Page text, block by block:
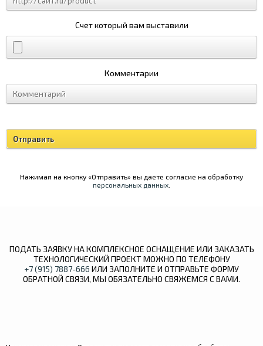
Счет который вам выставили
Комментарии
Нажимая на кнопку «Отправить» вы даете согласие на обработку
персональных данных
ПОДАТЬ ЗАЯВКУ НА КОМПЛЕКСНОЕ ОСНАЩЕНИЕ ИЛИ ЗАКАЗАТЬ
ТЕХНОЛОГИЧЕСКИЙ ПРОЕКТ МОЖНО ПО ТЕЛЕФОНУ
+7 (915) 7887-666 ИЛИ ЗАПОЛНИТЕ И ОТПРАВЬТЕ ФОРМУ
ОБРАТНОЙ СВЯЗИ, МЫ ОБЯЗАТЕЛЬНО СВЯЖЕМСЯ С ВАМИ.